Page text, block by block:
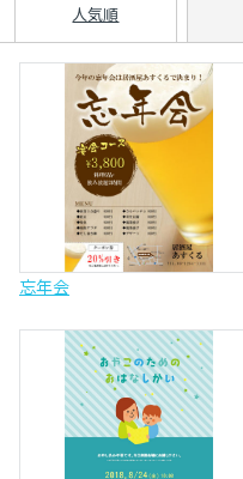
人気順
忘年会